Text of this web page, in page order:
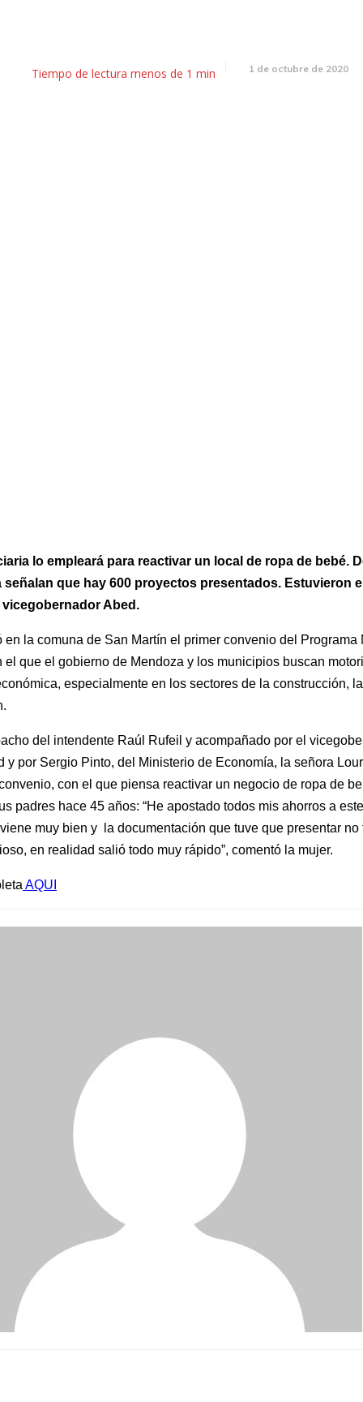
Tiempo de lectura menos de 1 min 1 de octubre de 2020
lo empleará para reactivar un local de ropa de bebé.
señalan que hay 600 proyectos presentados. Estuvieron
vicegobernador Abed.
en la comuna de San Martín el primer convenio del Programa
el que el gobierno de Mendoza y los municipios buscan
especialmente en los sectores de la construcción,
del intendente Raúl Rufeil y acompañado por el
y por Sergio Pinto, del Ministerio de Economía, la señora
con el que piensa reactivar un negocio de ropa de
padres hace 45 años: “He apostado todos mis ahorros a
muy bien y la documentación que tuve que presentar no
en realidad salió todo muy rápido”, comentó la mujer.
AQUI